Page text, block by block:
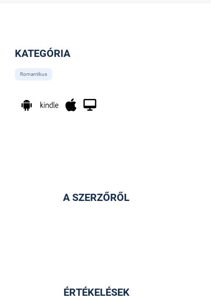
KATEGÓRIA
Romantikus
A SZERZŐRŐL
ÉRTÉKELÉSEK